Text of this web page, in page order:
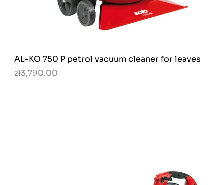
AL-KO 750 P petrol vacuum cleaner for leaves
zł3,790.00